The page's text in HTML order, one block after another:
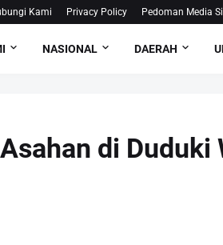
Kami Privacy Policy Pedoman Media
NASIONAL DAERAH
di Duduki